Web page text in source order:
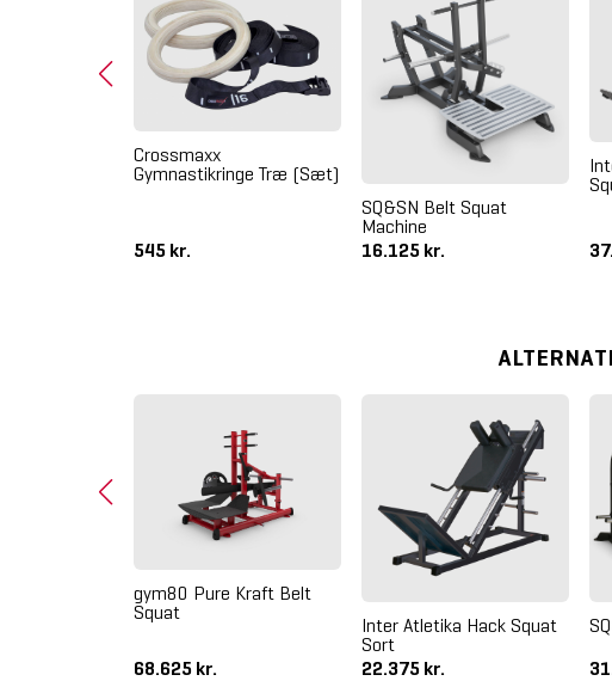
Crossmaxx
Gymnastikringe Træ (Sæt)
545 kr.
SQ&SN Belt Squat
Machine
16.125 kr.
gym80 Pure Kraft Belt
Squat
68.625 kr.
Inter Atletika Hack Squat
Sort
22.375 kr.